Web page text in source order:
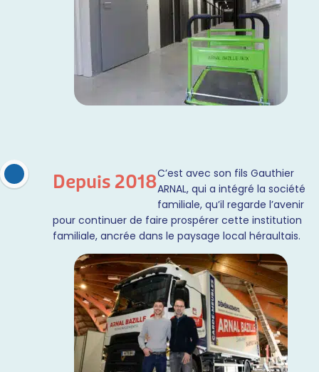
Depuis 2018C’est avec son fils Gauthier
ARNAL, qui a intégré la société
familiale, qu’il regarde l’avenir
pour continuer de faire prospérer cette institution
familiale, ancrée dans le paysage local héraultais.